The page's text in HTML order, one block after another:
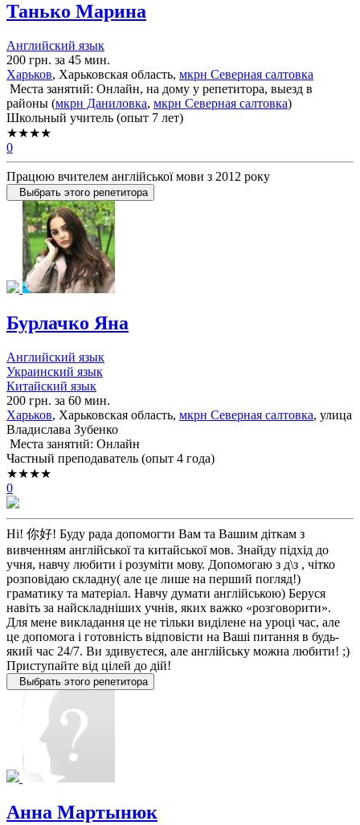
Танько Марина
Английский язык
200 грн. за 45 мин.
Харьков, Харьковская область, мкрн Северная салтовка
Места занятий: Онлайн, на дому у репетитора, выезд в
районы (мкрн Даниловка, мкрн Северная салтовка)
Школьный учитель (опыт 7 лет)
★★★★
0
Працюю вчителем англійської мови з 2012 року
Выбрать этого репетитора
Бурлачко Яна
Английский язык
Украинский язык
Китайский язык
200 грн. за 60 мин.
Харьков, Харьковская область, мкрн Северная салтовка, улица
Владислава Зубенко
Места занятий: Онлайн
Частный преподаватель (опыт 4 года)
★★★★
0
Hi! 你好! Буду рада допомогти Вам та Вашим діткам з
вивченням англійської та китайської мов. Знайду підхід до
учня, навчу любити і розуміти мову. Допомогаю з д\з , чітко
розповідаю складну( але це лише на перший погляд!)
граматику та матеріал. Навчу думати англійською) Беруся
навіть за найскладніших учнів, яких важко «розговорити».
Для мене викладання це не тільки виділене на уроці час, але
це допомога і готовність відповісти на Ваші питання в будь-
який час 24/7. Ви здивуєтеся, але англійську можна любити! ;)
Приступайте від цілей до дій!
Выбрать этого репетитора
Анна Мартынюк